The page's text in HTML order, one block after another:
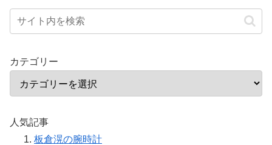
カテゴリー
人気記事
板倉滉の腕時計